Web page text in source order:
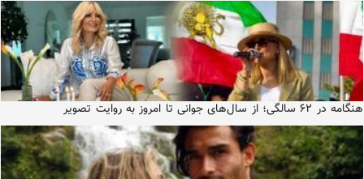
هنگامه در ۶۲ سالگی؛ از سال‌های جوانی تا امروز به روایت تصویر